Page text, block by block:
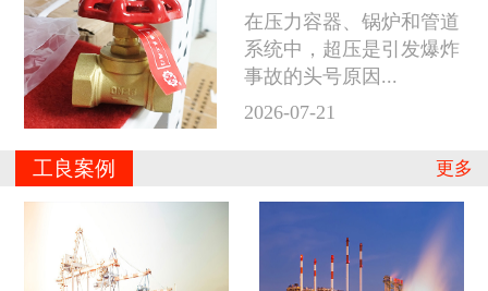
在压力容器、锅炉和管道
系统中，超压是引发爆炸
事故的头号原因...
2026-07-21
更多
工良案例